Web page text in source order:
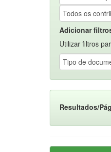
Adicionar
Utilizar filtros
Resultados/